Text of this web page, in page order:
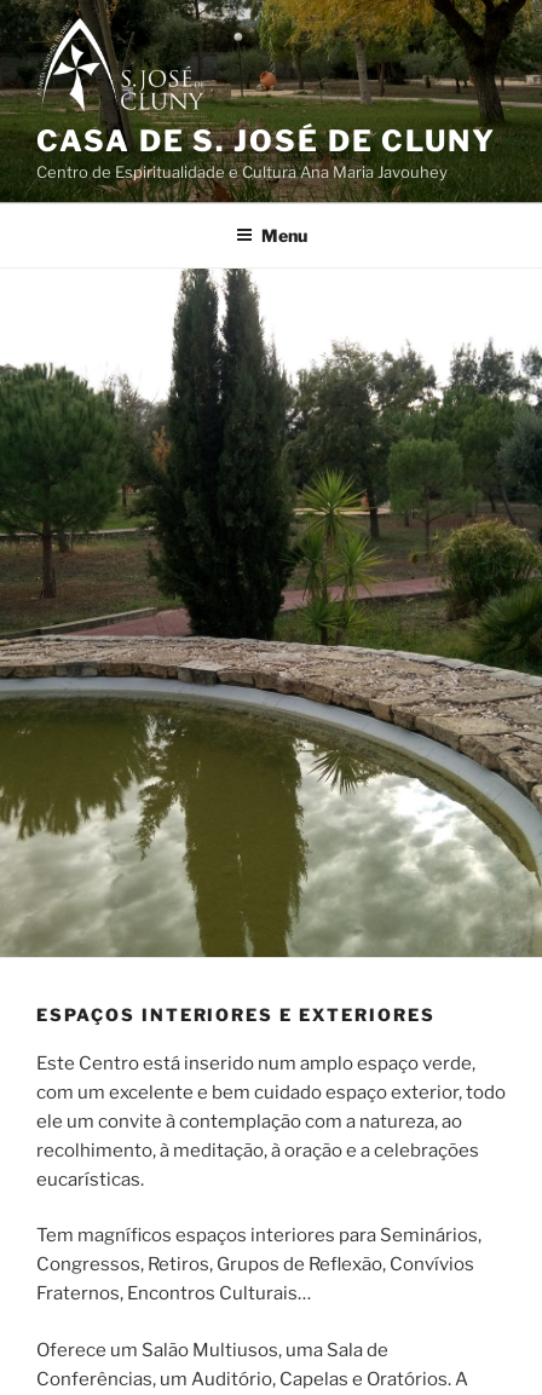
Saltar
para
conteúdo
CASA DE S. JOSÉ DE CLUNY
Centro de Espiritualidade e Cultura Ana Maria Javouhey
Menu
ESPAÇOS INTERIORES E EXTERIORES
Este Centro está inserido num amplo espaço verde,
com um excelente e bem cuidado espaço exterior, todo
ele um convite à contemplação com a natureza, ao
recolhimento, à meditação, à oração e a celebrações
eucarísticas.
Tem magníficos espaços interiores para Seminários,
Congressos, Retiros, Grupos de Reflexão, Convívios
Fraternos, Encontros Culturais…
Oferece um Salão Multiusos, uma Sala de
Conferências, um Auditório, Capelas e Oratórios. A